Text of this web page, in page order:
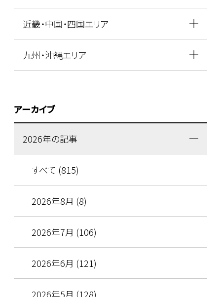
近畿・中国・四国エリア
九州・沖縄エリア
アーカイブ
2026年の記事
すべて (815)
2026年8月 (8)
2026年7月 (106)
2026年6月 (121)
2026年5月 (128)